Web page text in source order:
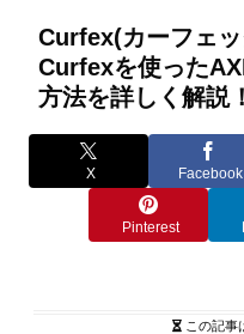
Curfex(カーフェ
Curfexを使った
方法を詳しく解説！
X Facebook
Pinterest
この記事